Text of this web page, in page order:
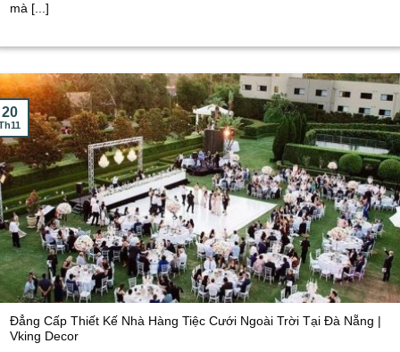
mà [...]
Đẳng Cấp Thiết Kế Nhà Hàng Tiệc Cưới Ngoài Trời Tại Đà Nẵng |
Vking Decor
20